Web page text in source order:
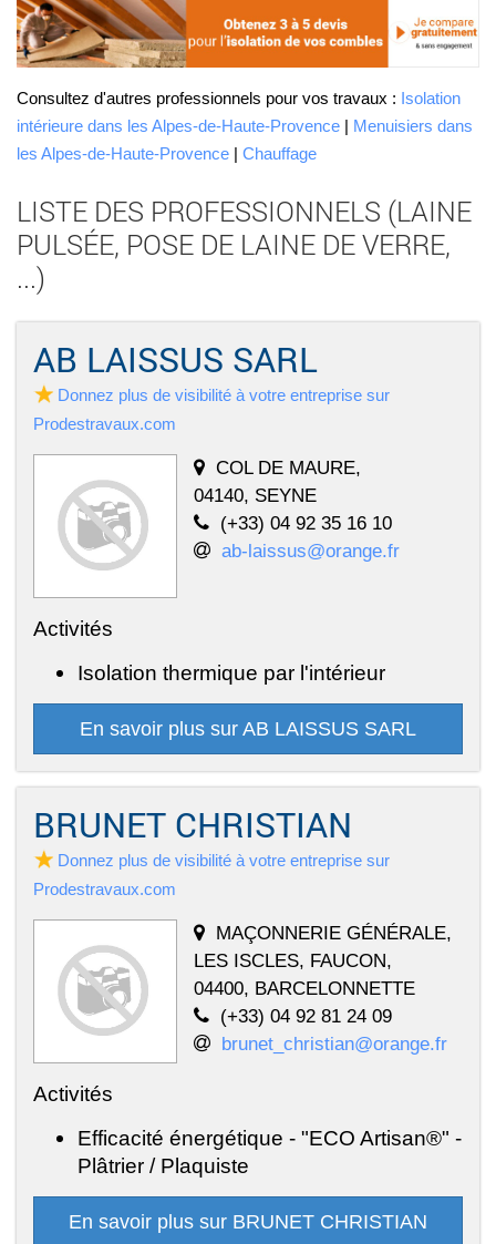
Consultez d'autres professionnels pour vos travaux : Isolation
intérieure dans les Alpes-de-Haute-Provence | Menuisiers dans
les Alpes-de-Haute-Provence | Chauffage
LISTE DES PROFESSIONNELS (LAINE
PULSÉE, POSE DE LAINE DE VERRE,
...)
AB LAISSUS SARL
Donnez plus de visibilité à votre entreprise sur
Prodestravaux.com
COL DE MAURE,
04140, SEYNE
(+33) 04 92 35 16 10
ab-laissus@orange.fr
Activités
Isolation thermique par l'intérieur
En savoir plus sur AB LAISSUS SARL
BRUNET CHRISTIAN
Donnez plus de visibilité à votre entreprise sur
Prodestravaux.com
MAÇONNERIE GÉNÉRALE,
LES ISCLES, FAUCON,
04400, BARCELONNETTE
(+33) 04 92 81 24 09
brunet_christian@orange.fr
Activités
Efficacité énergétique - "ECO Artisan®" -
Plâtrier / Plaquiste
En savoir plus sur BRUNET CHRISTIAN